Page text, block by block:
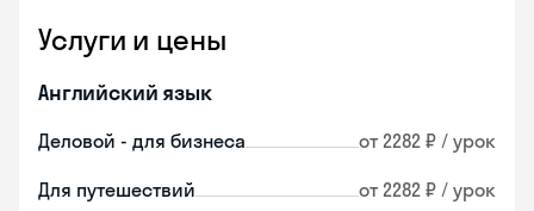
Услуги и цены
Английский язык
Деловой - для бизнеса от 2282 ₽ / урок
Для путешествий от 2282 ₽ / урок